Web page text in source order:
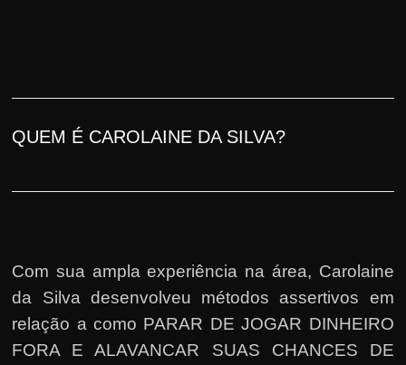
QUEM É CAROLAINE DA SILVA?
Com sua ampla experiência na área, Carolaine
da Silva desenvolveu métodos assertivos em
relação a como PARAR DE JOGAR DINHEIRO
FORA E ALAVANCAR SUAS CHANCES DE